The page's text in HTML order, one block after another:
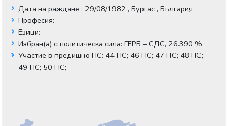
Дата на раждане : 29/08/1982 , Бургас , България
Професия:
Езици:
Избран(а) с политическа сила:ГЕРБ – СДС, 26.390 %
Участие в предишно НС: 44 НС; 46 НС; 47 НС; 48 НС;
49 НС; 50 НС;